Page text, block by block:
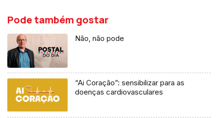
Pode também gostar
Não, não pode
“Ai Coração”: sensibilizar para as
doenças cardiovasculares